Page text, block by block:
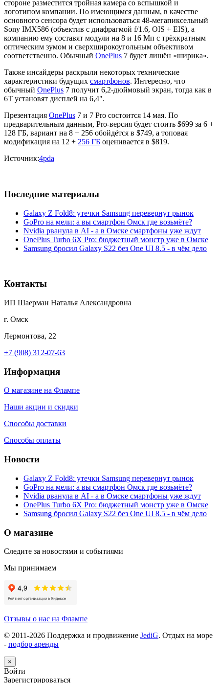
стороне разместится тройная камера со вспышкой и
логотипом компании. По имеющимся данным, в качестве
основного сенсора будет использоваться 48-мегапиксельный
Sony IMX586 (объектив с диафрагмой f/1.6, OIS + EIS), а
компанию ему составят модули на 8 и 16 Мп с трёхкратным
оптическим зумом и сверхширокоугольным объективом
соответственно. Обычный OnePlus 7 будет лишён «ширика».
Также инсайдеры раскрыли некоторых технические
характеристики будущих смартфонов. Интересно, что
обычный OnePlus 7 получит 6,2-дюймовый экран, тогда как в
6T установят дисплей на 6,4".
Презентация OnePlus 7 и 7 Pro состоится 14 мая. По
предварительным данным, Pro-версия будет стоить $699 за 6 +
128 ГБ, вариант на 8 + 256 обойдётся в $749, а топовая
модификация на 12 + 256 ГБ оценивается в $819.
Источник:4pda
Последние материалы
Galaxy Z Fold8: утечки Samsung перевернут рынок
GoPro на мели: а вы смартфон Омск где возьмёте?
Nvidia рванула в AI - а в Омске смартфоны уже ждут
OnePlus Turbo 6X Pro: бюджетный монстр уже в Омске
Samsung бросил Galaxy S22 без One UI 8.5 - в чём дело
Контакты
ИП Шаерман Наталья Александровна
г. Омск
Лермонтова, 22
+7 (908) 312-07-63
Информация
О магазине на Флампе
Наши акции и скидки
Способы доставки
Способы оплаты
Новости
Galaxy Z Fold8: утечки Samsung перевернут рынок
GoPro на мели: а вы смартфон Омск где возьмёте?
Nvidia рванула в AI - а в Омске смартфоны уже ждут
OnePlus Turbo 6X Pro: бюджетный монстр уже в Омске
Samsung бросил Galaxy S22 без One UI 8.5 - в чём дело
О магазине
Следите за новостями и событиями
Мы принимаем
Отзывы о нас на Флампе
© 2011-2026 Поддержка и продвижение JediG. Отдых на море
- подбор аренды
×
Войти
Зарегистрироваться